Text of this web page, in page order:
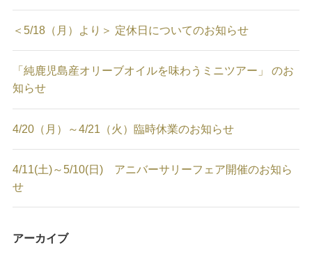
＜5/18（月）より＞ 定休日についてのお知らせ
「純鹿児島産オリーブオイルを味わうミニツアー」 のお
知らせ
4/20（月）～4/21（火）臨時休業のお知らせ
4/11(土)～5/10(日) アニバーサリーフェア開催のお知ら
せ
アーカイブ